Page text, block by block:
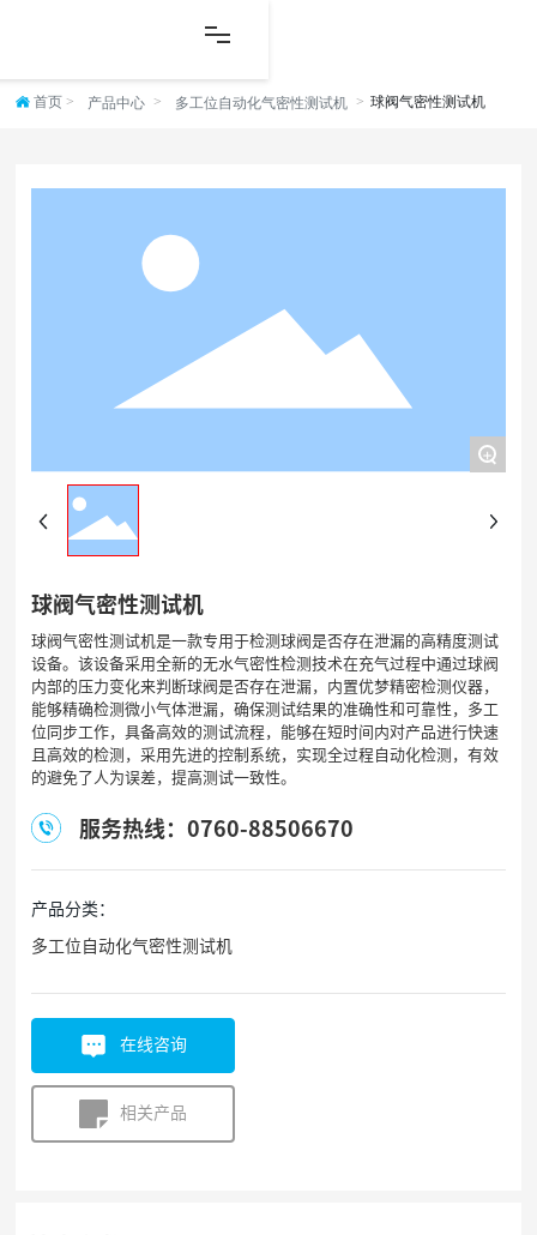
首页 产品中心 多工位自动化气密性测试机 球阀气密性测试机
+
球阀气密性测试机
球阀气密性测试机是一款专用于检测球阀是否存在泄漏的高精度测试
设备。该设备采用全新的无水气密性检测技术在充气过程中通过球阀
内部的压力变化来判断球阀是否存在泄漏，内置优梦精密检测仪器，
能够精确检测微小气体泄漏，确保测试结果的准确性和可靠性，多工
位同步工作，具备高效的测试流程，能够在短时间内对产品进行快速
且高效的检测，采用先进的控制系统，实现全过程自动化检测，有效
的避免了人为误差，提高测试一致性。
服务热线：0760-88506670
产品分类：
多工位自动化气密性测试机
在线咨询
相关产品